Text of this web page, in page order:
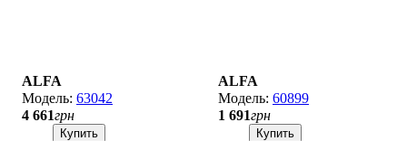
ALFA
63042
4 661грн
Купить
ALFA
60899
1 691грн
Купить